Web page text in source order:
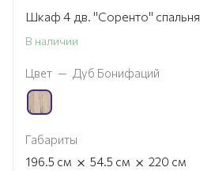
Шкаф 4 дв. "Соренто" спальня
В наличии
Цвет — Дуб Бонифаций
Габариты
196.5 см × 54.5 см × 220 см